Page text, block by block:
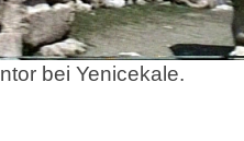
bei Yenicekale.